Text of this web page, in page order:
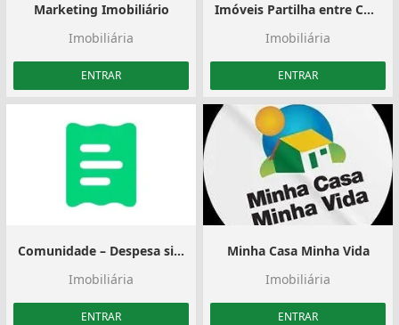
Marketing Imobiliário
Imobiliária
ENTRAR
Imóveis Partilha entre Consultores Algarve
Imobiliária
ENTRAR
Comunidade – Despesa simples
Imobiliária
ENTRAR
Minha Casa Minha Vida
Imobiliária
ENTRAR